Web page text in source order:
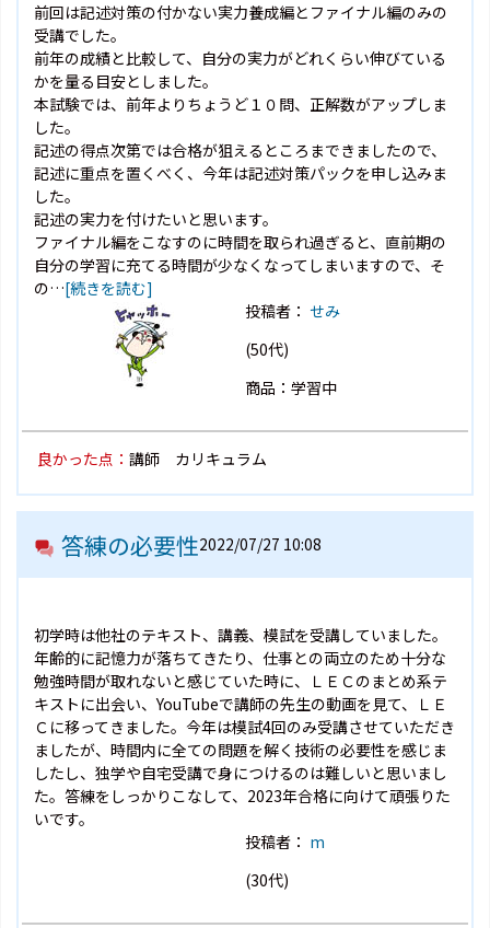
前回は記述対策の付かない実力養成編とファイナル編のみの
受講でした。
前年の成績と比較して、自分の実力がどれくらい伸びている
かを量る目安としました。
本試験では、前年よりちょうど１０問、正解数がアップしま
した。
記述の得点次第では合格が狙えるところまできましたので、
記述に重点を置くべく、今年は記述対策パックを申し込みま
した。
記述の実力を付けたいと思います。
ファイナル編をこなすのに時間を取られ過ぎると、直前期の
自分の学習に充てる時間が少なくなってしまいますので、そ
の…[続きを読む]
投稿者： せみ
(50代)
商品：学習中
良かった点： 講師 カリキュラム
答練の必要性2022/07/27 10:08
初学時は他社のテキスト、講義、模試を受講していました。
年齢的に記憶力が落ちてきたり、仕事との両立のため十分な
勉強時間が取れないと感じていた時に、ＬＥＣのまとめ系テ
キストに出会い、YouTubeで講師の先生の動画を見て、ＬＥ
Ｃに移ってきました。今年は模試4回のみ受講させていただき
ましたが、時間内に全ての問題を解く技術の必要性を感じま
したし、独学や自宅受講で身につけるのは難しいと思いまし
た。答練をしっかりこなして、2023年合格に向けて頑張りた
いです。
投稿者： m
(30代)